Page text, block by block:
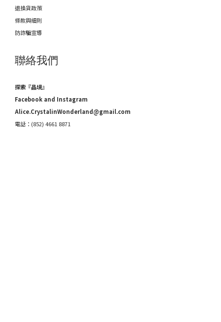
退換貨政策
條款與細則
防詐騙宣導
聯絡我們
探索『晶境』
Facebook and Instagram
Alice.CrystalinWonderland@gmail.com
電話：(852) 4661 8871